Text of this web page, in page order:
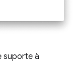
suporte à